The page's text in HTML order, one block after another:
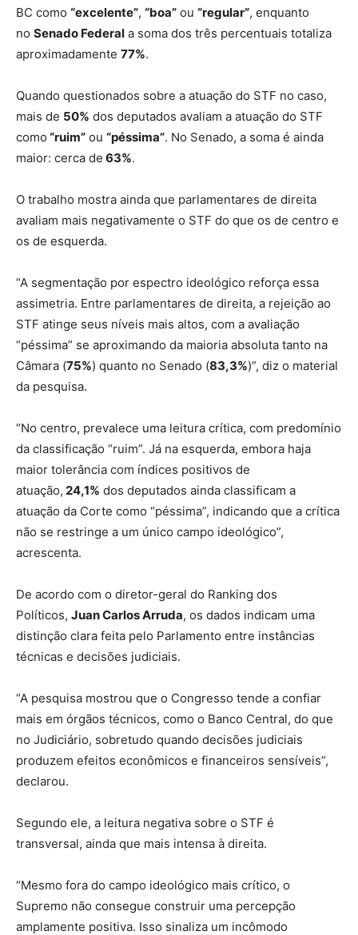
BC como “excelente”, “boa” ou “regular”, enquanto
no Senado Federal a soma dos três percentuais totaliza
aproximadamente 77%.
Quando questionados sobre a atuação do STF no caso,
mais de 50% dos deputados avaliam a atuação do STF
como “ruim” ou “péssima”. No Senado, a soma é ainda
maior: cerca de 63%.
O trabalho mostra ainda que parlamentares de direita
avaliam mais negativamente o STF do que os de centro e
os de esquerda.
“A segmentação por espectro ideológico reforça essa
assimetria. Entre parlamentares de direita, a rejeição ao
STF atinge seus níveis mais altos, com a avaliação
“péssima” se aproximando da maioria absoluta tanto na
Câmara (75%) quanto no Senado (83,3%)”, diz o material
da pesquisa.
“No centro, prevalece uma leitura crítica, com predomínio
da classificação “ruim”. Já na esquerda, embora haja
maior tolerância com índices positivos de
atuação, 24,1% dos deputados ainda classificam a
atuação da Corte como “péssima”, indicando que a crítica
não se restringe a um único campo ideológico”,
acrescenta.
De acordo com o diretor-geral do Ranking dos
Políticos, Juan Carlos Arruda, os dados indicam uma
distinção clara feita pelo Parlamento entre instâncias
técnicas e decisões judiciais.
“A pesquisa mostrou que o Congresso tende a confiar
mais em órgãos técnicos, como o Banco Central, do que
no Judiciário, sobretudo quando decisões judiciais
produzem efeitos econômicos e financeiros sensíveis”,
declarou.
Segundo ele, a leitura negativa sobre o STF é
transversal, ainda que mais intensa à direita.
“Mesmo fora do campo ideológico mais crítico, o
Supremo não consegue construir uma percepção
amplamente positiva. Isso sinaliza um incômodo